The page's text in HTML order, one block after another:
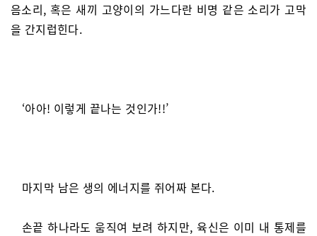
음소리, 혹은 새끼 고양이의 가느다란 비명 같은 소리가 고막
을 간지럽힌다.
‘아아! 이렇게 끝나는 것인가!!’
마지막 남은 생의 에너지를 쥐어짜 본다.
손끝 하나라도 움직여 보려 하지만, 육신은 이미 내 통제를